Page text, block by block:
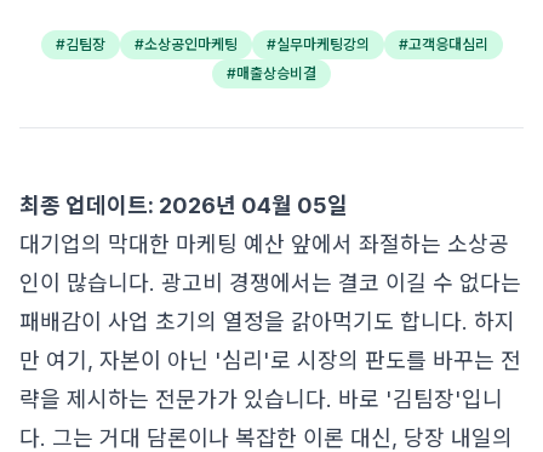
#김팀장 #소상공인마케팅 #실무마케팅강의 #고객응대심리
#매출상승비결
최종 업데이트: 2026년 04월 05일
대기업의 막대한 마케팅 예산 앞에서 좌절하는 소상공
인이 많습니다. 광고비 경쟁에서는 결코 이길 수 없다는
패배감이 사업 초기의 열정을 갉아먹기도 합니다. 하지
만 여기, 자본이 아닌 '심리'로 시장의 판도를 바꾸는 전
략을 제시하는 전문가가 있습니다. 바로 '김팀장'입니
다. 그는 거대 담론이나 복잡한 이론 대신, 당장 내일의